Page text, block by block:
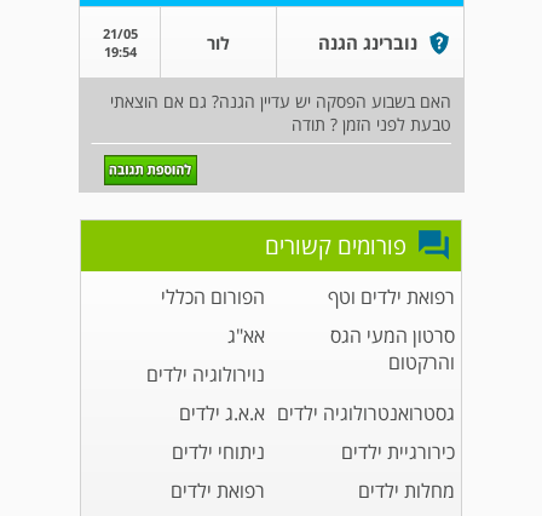
נוברינג הגנה לור
21/05
19:54
האם בשבוע הפסקה יש עדיין הגנה? גם אם הוצאתי
טבעת לפני הזמן ? תודה
פורומים קשורים
רפואת ילדים וטף
הפורום הכללי
סרטון המעי הגס
והרקטום
אא"ג
נוירולוגיה ילדים
גסטרואנטרולוגיה ילדים א.א.ג ילדים
כירורגיית ילדים
ניתוחי ילדים
מחלות ילדים
רפואת ילדים